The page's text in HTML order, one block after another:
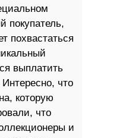
покупатель,
похвастаться
выплатить
что
которую
что
и